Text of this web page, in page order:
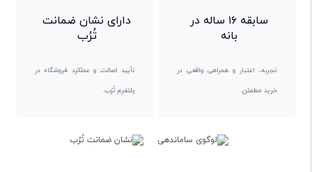
سابقه ۱۶ ساله در
بانه
تجربه، اعتبار و همراهی واقعی در
خرید مطمئن.
دارای نشان ضمانت
تُرُب
تأیید اصالت و عملکرد فروشگاه در
پلتفرم تُرُب.